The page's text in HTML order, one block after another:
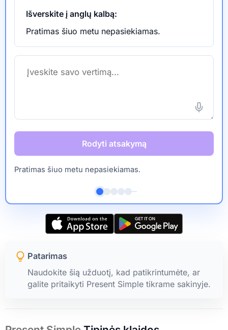
Išverskite į anglų kalbą:
Pratimas šiuo metu nepasiekiamas.
Rodyti atsakymą
Pratimas šiuo metu nepasiekiamas.
Patarimas
Naudokite šią užduotį, kad patikrintumėte, ar
galite pritaikyti Present Simple tikrame sakinyje.